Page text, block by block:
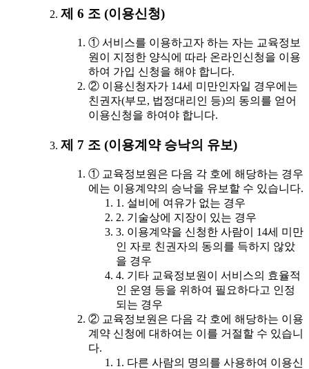
제 6 조 (이용신청)
① 서비스를 이용하고자 하는 자는 교육정보
원이 지정한 양식에 따라 온라인신청을 이용
하여 가입 신청을 해야 합니다.
② 이용신청자가 14세 미만인자일 경우에는
친권자(부모, 법정대리인 등)의 동의를 얻어
이용신청을 하여야 합니다.
제 7 조 (이용계약 승낙의 유보)
① 교육정보원은 다음 각 호에 해당하는 경우
에는 이용계약의 승낙을 유보할 수 있습니다.
1. 설비에 여유가 없는 경우
2. 기술상에 지장이 있는 경우
3. 이용계약을 신청한 사람이 14세 미만
인 자로 친권자의 동의를 득하지 않았
을 경우
4. 기타 교육정보원이 서비스의 효율적
인 운영 등을 위하여 필요하다고 인정
되는 경우
② 교육정보원은 다음 각 호에 해당하는 이용
계약 신청에 대하여는 이를 거절할 수 있습니
다.
1. 다른 사람의 명의를 사용하여 이용신